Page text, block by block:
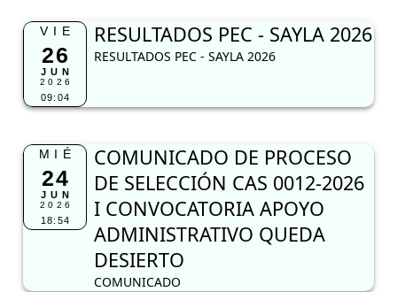
VIE
26
JUN
2026
09:04
RESULTADOS PEC - SAYLA 2026
RESULTADOS PEC - SAYLA 2026
MIÉ
24
JUN
2026
18:54
COMUNICADO DE PROCESO
DE SELECCIÓN CAS 0012-2026
I CONVOCATORIA APOYO
ADMINISTRATIVO QUEDA
DESIERTO
COMUNICADO